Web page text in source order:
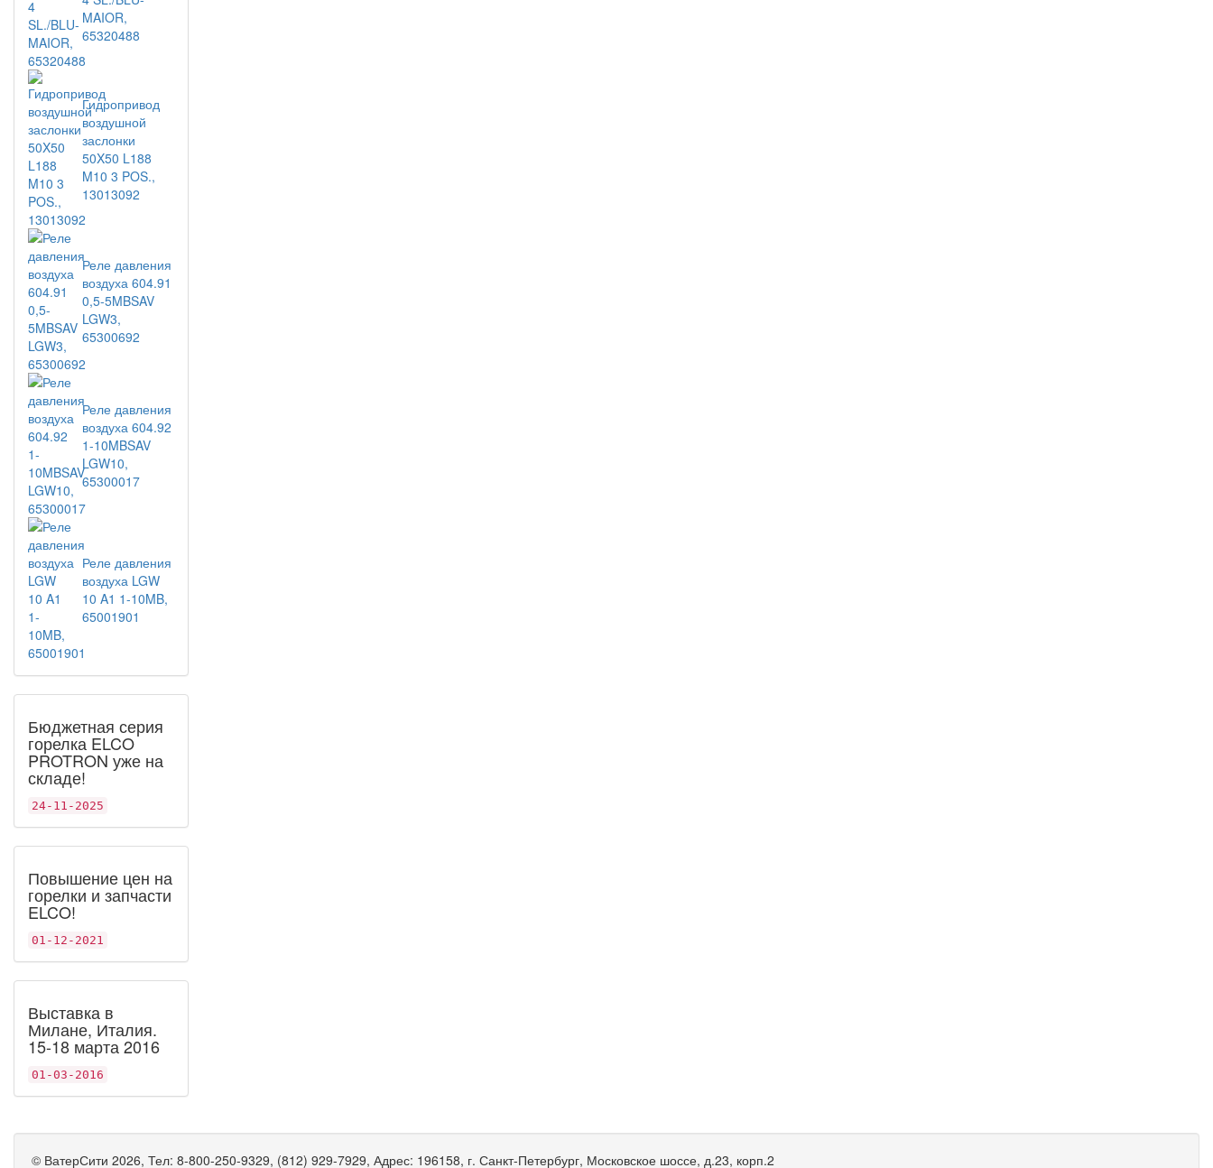
MAIOR,
65320488
Гидропривод
воздушной
заслонки
50X50 L188
M10 3 POS.,
13013092
Реле давления
воздуха 604.91
0,5-5MBSAV
LGW3,
65300692
Реле давления
воздуха 604.92
1-10MBSAV
LGW10,
65300017
Реле давления
воздуха LGW
10 A1 1-10MB,
65001901
Бюджетная серия
горелка ELCO
PROTRON уже на
складе!
24-11-2025
Повышение цен на
горелки и запчасти
ELCO!
01-12-2021
Выставка в
Милане, Италия.
15-18 марта 2016
01-03-2016
© ВатерСити 2026, Тел: 8-800-250-9329, (812) 929-7929, Адрес: 196158, г. Санкт-Петербург, Московское шоссе, д.23, корп.2